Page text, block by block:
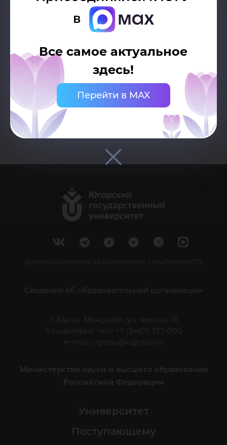
в
Все самое актуальное
здесь!
Перейти в MAX
Возврат к списку
Делитесь новостями об университете с хештегом #ЮГУ
Сведения об образовательной организации
г. Ханты-Мансийск, ул. Чехова, 16
Канцелярия: тел.: +7 (3467) 377-000
e-mail:
ugrasu@ugrasu.ru
Министерство науки и высшего образования
Российской Федерации
Университет
Поступающему